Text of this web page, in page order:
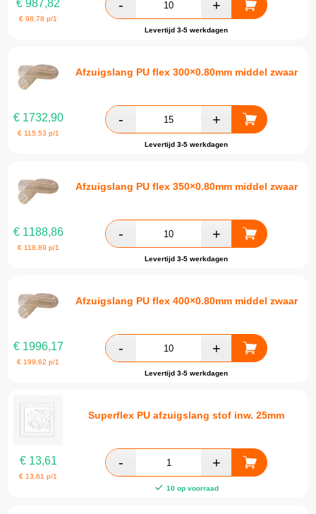
€ 987,82
€98,78 p/1
Levertijd 3-5 werkdagen
Afzuigslang PU flex 300×0.80mm middel zwaar
€1732,90
€ 115,53 p/1
Levertijd 3-5 werkdagen
Afzuigslang PU flex 350×0.80mm middel zwaar
€1188,86
€ 118,89 p/1
Levertijd 3-5 werkdagen
Afzuigslang PU flex 400×0.80mm middel zwaar
€1996,17
€ 199,62 p/1
Levertijd 3-5 werkdagen
Superflex PU afzuigslang stof inw. 25mm
€13,61
€ 13,61 p/1
10 op voorraad